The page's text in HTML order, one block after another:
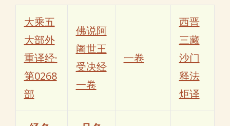
大乘五
大部外
重译经·
第0268
部
佛说阿
阇世王
受决经
一卷
一卷
西晋
三藏
沙门
释法
炬译